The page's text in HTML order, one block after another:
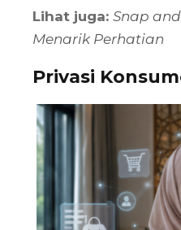
Lihat juga: Snap
Menarik Perhatian
Privasi